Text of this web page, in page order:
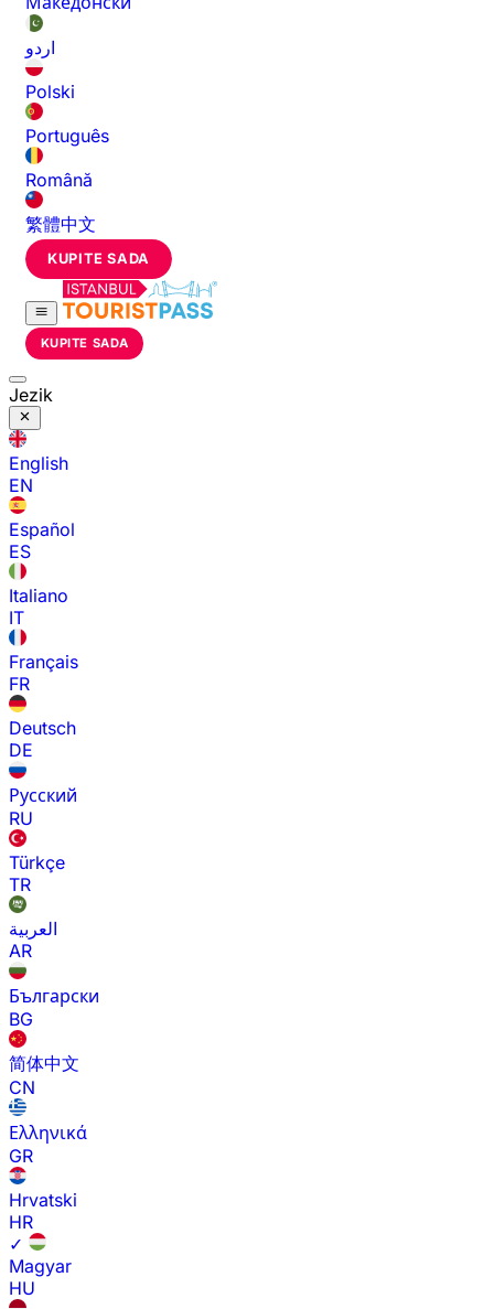
اردو
Polski
Português
Română
繁體中文
KUPITE SADA
KUPITE SADA
Jezik
English
EN
Español
ES
Italiano
IT
Français
FR
Deutsch
DE
Русский
RU
Türkçe
TR
العربية
AR
Български
BG
简体中文
CN
Ελληνικά
GR
Hrvatski
HR
✓
Magyar
HU